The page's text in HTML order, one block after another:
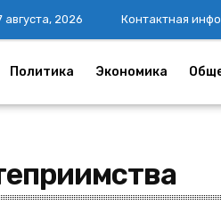
августа, 2026 Контактная
Политика Экономика